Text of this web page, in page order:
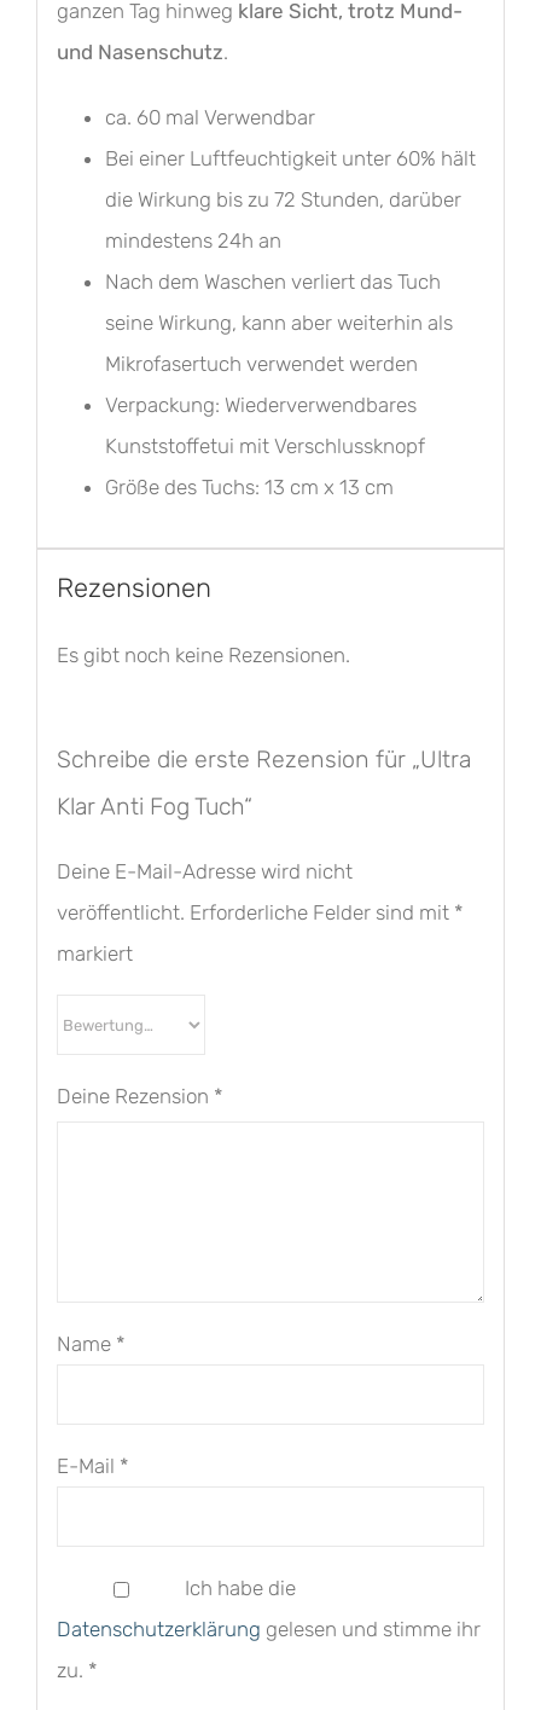
ganzen Tag hinweg klare Sicht, trotz Mund-
und Nasenschutz.
ca. 60 mal Verwendbar
Bei einer Luftfeuchtigkeit unter 60% hält
die Wirkung bis zu 72 Stunden, darüber
mindestens 24h an
Nach dem Waschen verliert das Tuch
seine Wirkung, kann aber weiterhin als
Mikrofasertuch verwendet werden
Verpackung: Wiederverwendbares
Kunststoffetui mit Verschlussknopf
Größe des Tuchs: 13 cm x 13 cm
Rezensionen
Es gibt noch keine Rezensionen.
Schreibe die erste Rezension für „Ultra
Klar Anti Fog Tuch“
Deine E-Mail-Adresse wird nicht
veröffentlicht. Erforderliche Felder sind mit *
markiert
Deine Rezension *
Name *
E-Mail *
Ich habe die
Datenschutzerklärung gelesen und stimme ihr
zu. *